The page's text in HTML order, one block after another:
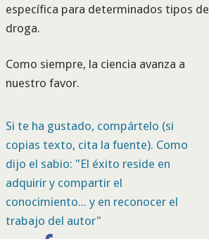
específica para determinados tipos de
droga.
Como siempre, la ciencia avanza a
nuestro favor.
Si te ha gustado, compártelo (si
copias texto, cita la fuente). Como
dijo el sabio: "El éxito reside en
adquirir y compartir el
conocimiento... y en reconocer el
trabajo del autor"